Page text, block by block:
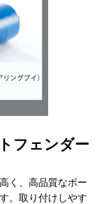
フェンダー
く、高品質なボー
。取り付けしやす